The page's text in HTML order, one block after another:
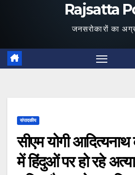
Rajsatta
जनसरोकारों का
संपादकीय
सीएम योगी आदित्यनाथ
में हिंदुओं पर हो रहे